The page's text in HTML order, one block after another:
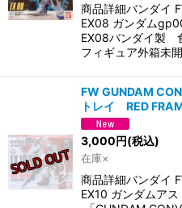
商品詳細バンダイ
EX08 ガンダム
EX08バンダイ製
フィギュア外箱未
FW GUNDAM
トレイ RED
3,000円(税込)
在庫×
商品詳細バンダイ
EX10 ガンダムア